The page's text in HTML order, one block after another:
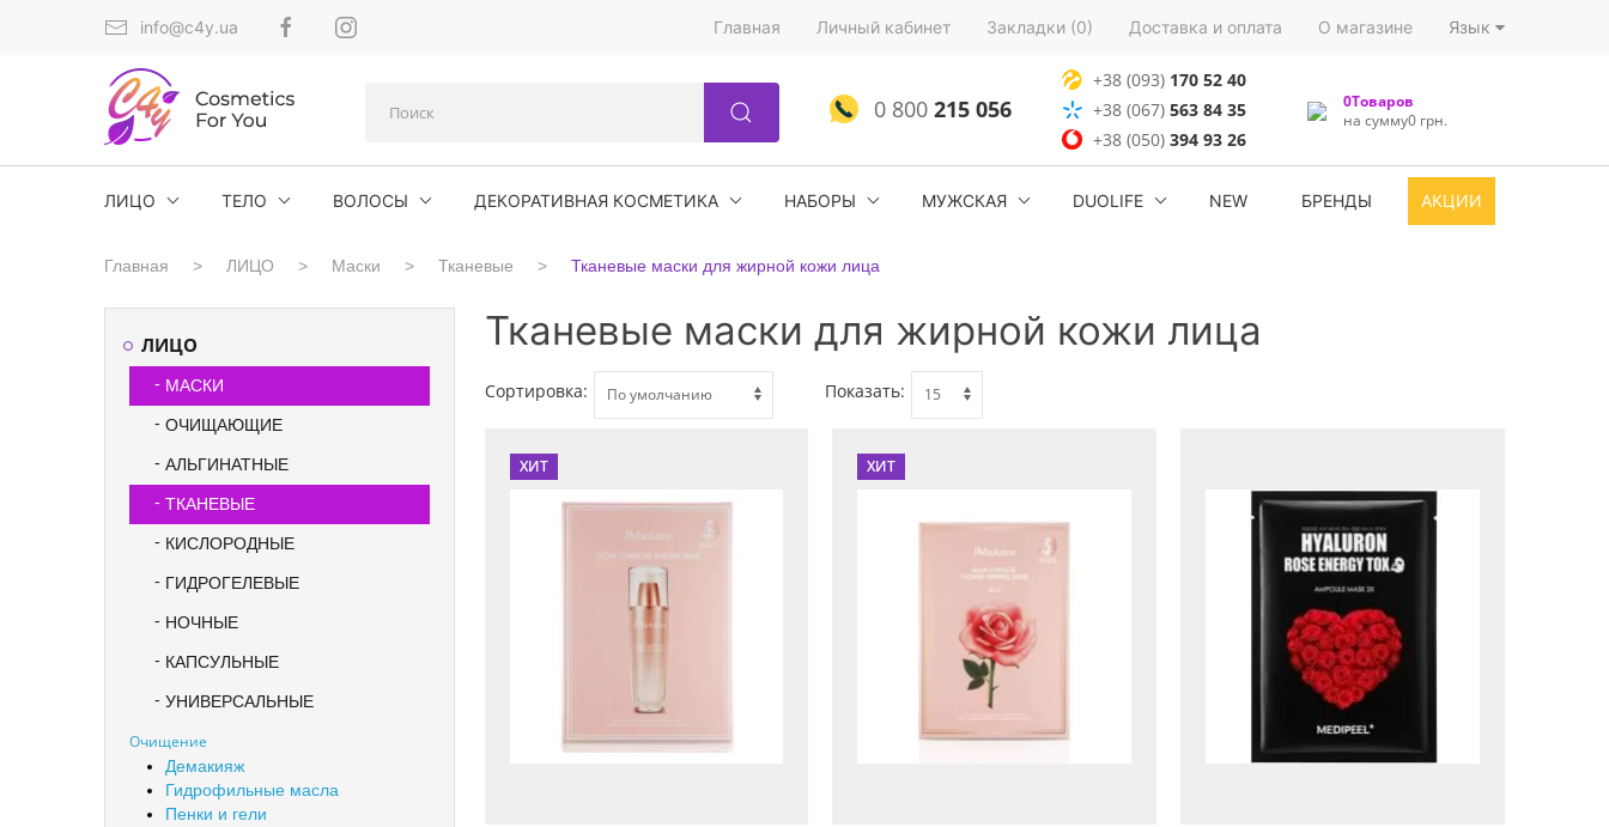
info@c4y.ua Главная Личный кабинет Закладки (0) Доставка и оплата О магазине Язык
0 800215 056
+38 (093) 170 52 40
+38 (067) 563 84 35
+38 (050)394 93 26
0Товаров
на сумму0 грн.
ЛИЦО ТЕЛО ВОЛОСЫ ДЕКОРАТИВНАЯ КОСМЕТИКА НАБОРЫ МУЖСКАЯ DUOLIFE NEW БРЕНДЫ АКЦИИ
Главная ЛИЦО Маски Тканевые Тканевые маски для жирной кожи лица
ЛИЦО
МАСКИ
ОЧИЩАЮЩИЕ
АЛЬГИНАТНЫЕ
ТКАНЕВЫЕ
КИСЛОРОДНЫЕ
ГИДРОГЕЛЕВЫЕ
НОЧНЫЕ
КАПСУЛЬНЫЕ
УНИВЕРСАЛЬНЫЕ
Очищение
Демакияж
Гидрофильные масла
Пенки и гели
Тканевые маски для жирной кожи лица
Сортировка: Показать:
ХИТ ХИТ